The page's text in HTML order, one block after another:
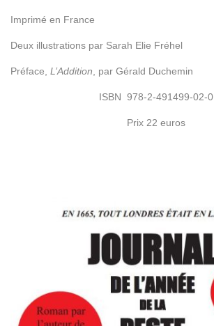
Imprimé en France
Deux illustrations par Sarah Elie Fréhel
Préface, L’Addition , par Gérald Duchemin
ISBN 978-2-491499-02-0
Prix 22 euros